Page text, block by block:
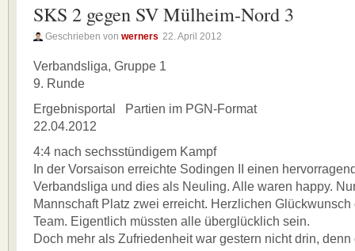
SKS 2 gegen SV Mülheim-Nord 3
Geschrieben von werners 22. April 2012
Verbandsliga, Gruppe 1
9. Runde
Ergebnisportal Partien im PGN-Format
22.04.2012
4:4 nach sechsstündigem Kampf
In der Vorsaison erreichte Sodingen II einen
Verbandsliga und dies als Neuling. Alle waren happy.
Mannschaft Platz zwei erreicht. Herzlichen Glückwunsch
Team. Eigentlich müssten alle überglücklich sein.
Doch mehr als Zufriedenheit war gestern nicht drin,